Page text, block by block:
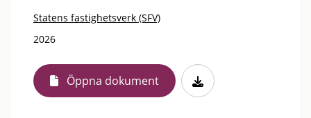
Statens fastighetsverk (SFV)
2026
Öppna dokument